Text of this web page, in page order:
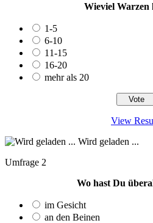
Wieviel Warzen
1-5
6-10
11-15
16-20
mehr als 20
View
Wird geladen ...
Umfrage 2
Wo hast Du
im Gesicht
an den Beinen